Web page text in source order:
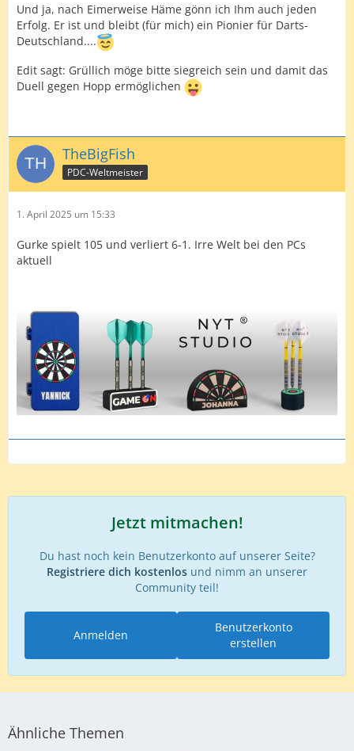
Und ja, nach Eimerweise Häme gönn ich Ihm auch jeden
Erfolg. Er ist und bleibt (für mich) ein Pionier für Darts-
Deutschland....
Edit sagt: Grüllich möge bitte siegreich sein und damit das
Duell gegen Hopp ermöglichen
TheBigFish
PDC-Weltmeister
1. April 2025 um 15:33
Gurke spielt 105 und verliert 6-1. Irre Welt bei den PCs
aktuell
Jetzt mitmachen!
Du hast noch kein Benutzerkonto auf unserer Seite?
Registriere dich kostenlos und nimm an unserer
Community teil!
Benutzerkonto
erstellen
Anmelden
Ähnliche Themen